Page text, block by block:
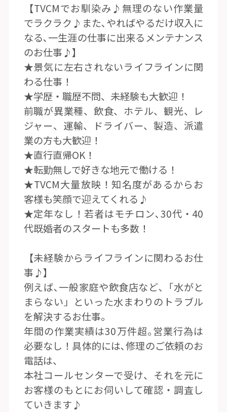
【TVCMでお馴染み♪無理のない作業量
でラクラク♪また､やればやるだけ収入に
なる､一生涯の仕事に出来るメンテナンス
のお仕事♪】
★景気に左右されないライフラインに関
わる仕事！
★学歴・職歴不問、未経験も大歓迎！
前職が異業種、飲食、ホテル、観光、レ
ジャー、運輸、ドライバー、製造、派遣
業の方も大歓迎！
★直行直帰OK！
★転勤無しで好きな地元で働ける！
★TVCM大量放映！知名度があるからお
客様も笑顔で迎えてくれる♪
★定年なし！若者はモチロン､30代・40
代既婚者のスタートも多数！
【未経験からライフラインに関わるお仕
事♪】
例えば､一般家庭や飲食店など､「水がと
まらない」といった水まわりのトラブル
を解決するお仕事。
年間の作業実績は30万件超｡営業行為は
必要なし！具体的には､修理のご依頼のお
電話は、
本社コールセンターで受け、それを元に
お客様のもとにお伺いして確認・調査し
ていきます♪